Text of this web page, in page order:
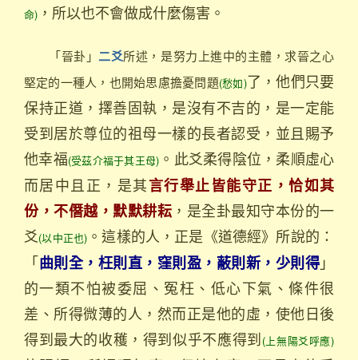
命) ，所以也不會做成什麼傷害。
「晉卦」二爻所述，是努力上進中的主體，求晉之心
堅定的一種人，也開始思慮擔憂問題(愁如)了，他們只要
保持正道，擇善固執，是沒有不吉的，是一定能
受到居於尊位的祖母一樣的長者認受，並且賜予
他幸福(受茲介福于其王母) 。此爻柔得陰位，柔順虛心
而居中且正，是其言行舉止皆能守正，恰如其
份，不僭越，默默耕耘 ，是全卦最知守本份的一
爻(以中正也) 。這樣的人，正是《道德經》所說的：
「曲則全，枉則直，窪則盈，蔽則新，少則得」
的一類不怕被委屈、冤枉、低心下氣、條件很
差、所得微薄的人，然而正是他的虛，使他日後
得到最大的收穫，得到似乎不應得到(上無陽爻呼應)